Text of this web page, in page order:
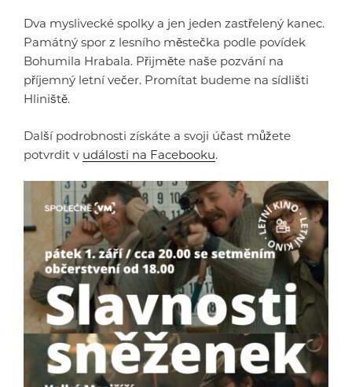
Dva myslivecké spolky a jen jeden zastřelený kanec.
Památný spor z lesního městečka podle povídek
Bohumila Hrabala. Přijměte naše pozvání na
příjemný letní večer. Promítat budeme na sídlišti
Hliniště.
Další podrobnosti získáte a svoji účast můžete
potvrdit v události na Facebooku.